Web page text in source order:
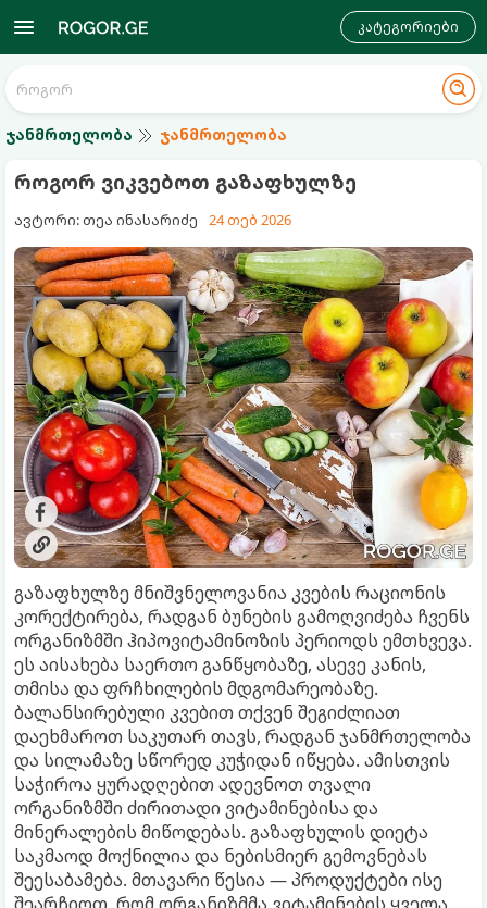
კატეგორიები
ჯანმრთელობა ჯანმრთელობა
როგორ ვიკვებოთ გაზაფხულზე
ავტორი: თეა ინასარიძე 24 თებ 2026
გაზაფხულზე მნიშვნელოვანია კვების რაციონის
კორექტირება, რადგან ბუნების გამოღვიძება ჩვენს
ორგანიზმში ჰიპოვიტამინოზის პერიოდს ემთხვევა.
ეს აისახება საერთო განწყობაზე, ასევე კანის,
თმისა და ფრჩხილების მდგომარეობაზე.
ბალანსირებული კვებით თქვენ შეგიძლიათ
დაეხმაროთ საკუთარ თავს, რადგან ჯანმრთელობა
და სილამაზე სწორედ კუჭიდან იწყება. ამისთვის
საჭიროა ყურადღებით ადევნოთ თვალი
ორგანიზმში ძირითადი ვიტამინებისა და
მინერალების მიწოდებას. გაზაფხულის დიეტა
საკმაოდ მოქნილია და ნებისმიერ გემოვნებას
შეესაბამება. მთავარი წესია — პროდუქტები ისე